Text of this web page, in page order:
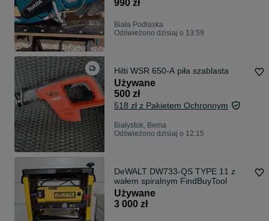
990 zł
Biała Podlaska
Odświeżono dzisiaj o 13:59
Hilti WSR 650-A piła szablasta
Używane
500 zł
518 zł z Pakietem Ochronnym
Białystok, Bema
Odświeżono dzisiaj o 12:15
DeWALT DW733-QS TYPE 11 z
wałem spiralnym FindBuyTool
Używane
3 000 zł